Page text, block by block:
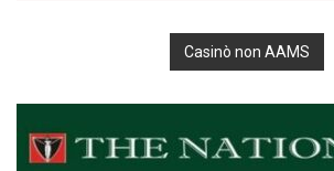
Casinò non AAMS